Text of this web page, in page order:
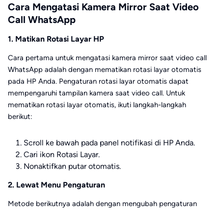
Cara Mengatasi Kamera Mirror Saat Video
Call WhatsApp
1. Matikan Rotasi Layar HP
Cara pertama untuk mengatasi kamera mirror saat video call
WhatsApp adalah dengan mematikan rotasi layar otomatis
pada HP Anda. Pengaturan rotasi layar otomatis dapat
mempengaruhi tampilan kamera saat video call. Untuk
mematikan rotasi layar otomatis, ikuti langkah-langkah
berikut:
Scroll ke bawah pada panel notifikasi di HP Anda.
Cari ikon Rotasi Layar.
Nonaktifkan putar otomatis.
2. Lewat Menu Pengaturan
Metode berikutnya adalah dengan mengubah pengaturan